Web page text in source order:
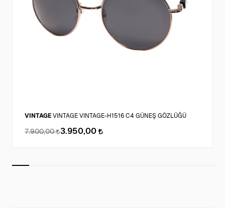
VINTAGE VINTAGE VINTAGE-H1516 C4 GÜNEŞ GÖZLÜĞÜ
7.900,00 3.950,00